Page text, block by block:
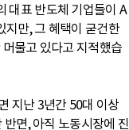
대표 반도체 기업들이 A
지만, 그 혜택이 굳건한
물고 있다고 지적했습
지난 3년간 50대 이상
면, 아직 노동시장에 진